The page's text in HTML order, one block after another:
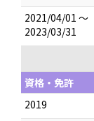
2021/04/01 ～
2023/03/31
資格・免許
2019